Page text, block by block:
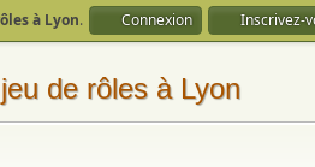
à Lyon. Connexion Inscrivez-